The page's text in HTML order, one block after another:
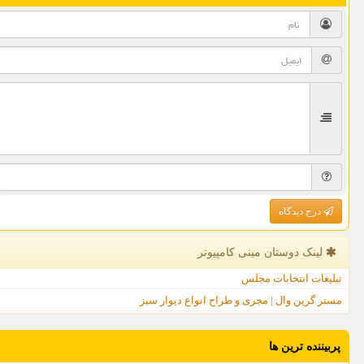
درج دیدگاه
لینک دوستان مینی كامپیوتر
تبلیغات انتخابات مجلس
مستر گرین وال | مجری و طراح انواع دیوار سبز
پربیننده ترین ها